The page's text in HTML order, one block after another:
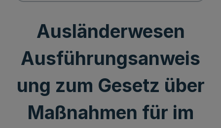
Ausländerwesen
Ausführungsanweis
ung zum Gesetz über
Maßnahmen für im